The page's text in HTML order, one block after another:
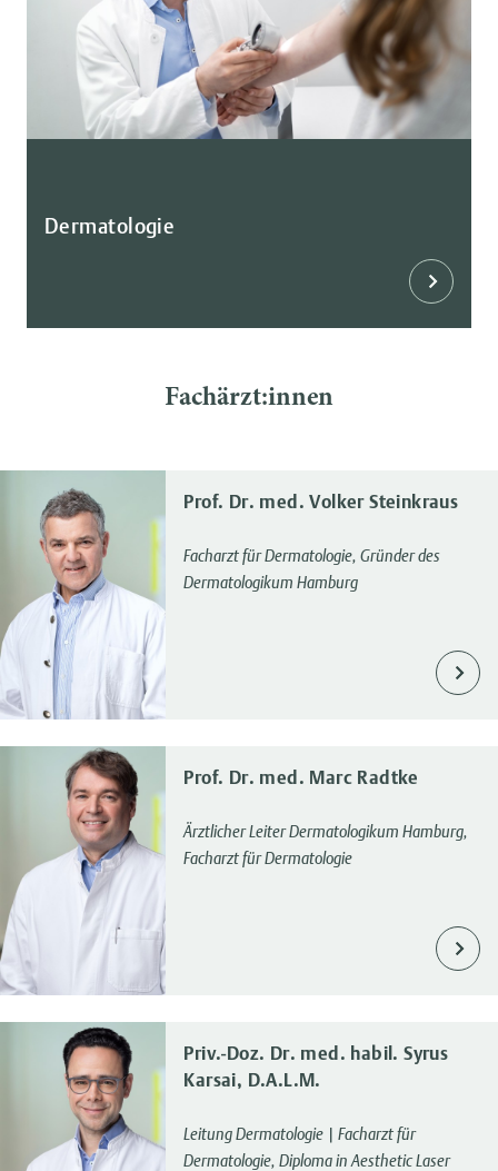
Dermatologie
Fachärzt:innen
Prof. Dr. med. Volker Steinkraus
Facharzt für Dermatologie, Gründer des
Dermatologikum Hamburg
Prof. Dr. med. Marc Radtke
Ärztlicher Leiter Dermatologikum Hamburg,
Facharzt für Dermatologie
Priv.-Doz. Dr. med. habil. Syrus
Karsai, D.A.L.M.
Leitung Dermatologie | Facharzt für
Dermatologie, Diploma in Aesthetic Laser